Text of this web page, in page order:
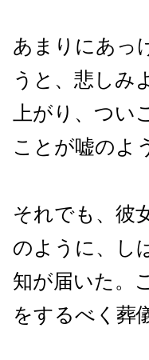
あまりにあっ
うと、悲しみ
上がり、つ
ことが嘘のよ
それでも、彼
のように、し
知が届いた。
をするべく葬